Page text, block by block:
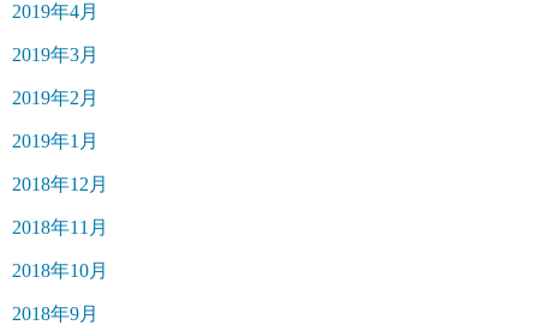
2019年4月
2019年3月
2019年2月
2019年1月
2018年12月
2018年11月
2018年10月
2018年9月